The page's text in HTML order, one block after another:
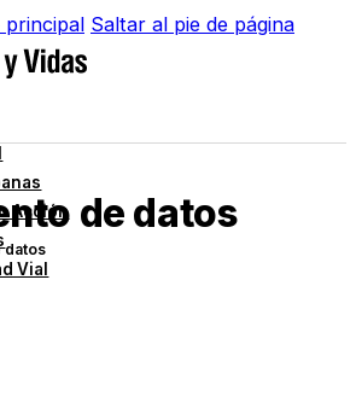
principal Saltar al pie de página
Acción
Vial
de datos
datos